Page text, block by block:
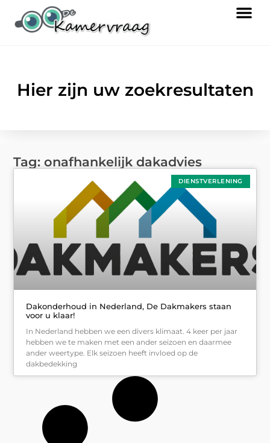
Hier zijn uw zoekresultaten
Tag: onafhankelijk dakadvies
DIENSTVERLENING
Dakonderhoud in Nederland, De Dakmakers staan
voor u klaar!
In Nederland hebben we een divers klimaat. 4 keer per jaar
hebben we te maken met een ander seizoen en daarmee
ander weertype. Elk seizoen heeft invloed op de
dakbedekking